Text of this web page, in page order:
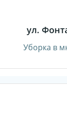
ул.
Уборка в